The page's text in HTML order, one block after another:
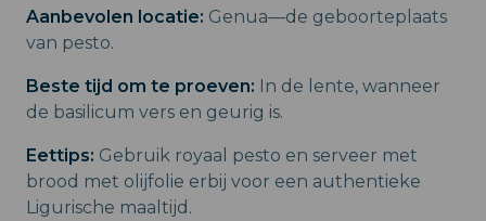
Aanbevolen locatie: Genua—de geboorteplaats
van pesto.
Beste tijd om te proeven:
In de lente, wanneer
de basilicum vers en geurig is.
Eettips: Gebruik royaal pesto en serveer met
brood met olijfolie erbij voor een authentieke
Ligurische maaltijd.